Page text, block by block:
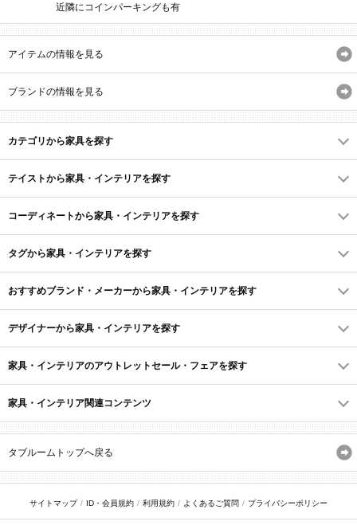
近隣にコインパーキングも有
アイテムの情報を見る
ブランドの情報を見る
カテゴリから家具を探す
テイストから家具・インテリアを探す
コーディネートから家具・インテリアを探す
タグから家具・インテリアを探す
おすすめブランド・メーカーから家具・インテリアを探す
デザイナーから家具・インテリアを探す
家具・インテリアのアウトレットセール・フェアを探す
家具・インテリア関連コンテンツ
タブルームトップへ戻る
サイトマップ ID・会員規約 利用規約 よくあるご質問 プライバシーポリシー